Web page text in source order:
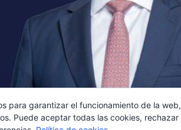
para garantizar el funcionamiento de la web,
Puede aceptar todas las cookies, rechazar